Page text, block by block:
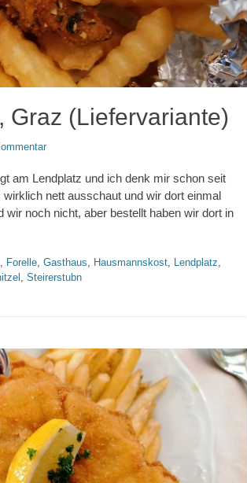
Graz (Liefervariante)
am Lendplatz und ich denk mir schon seit
nett ausschaut und wir dort einmal
wir noch nicht, aber bestellt haben wir dort in
Forelle Gasthaus Hausmannskost Lendplatz
Steirerstubn